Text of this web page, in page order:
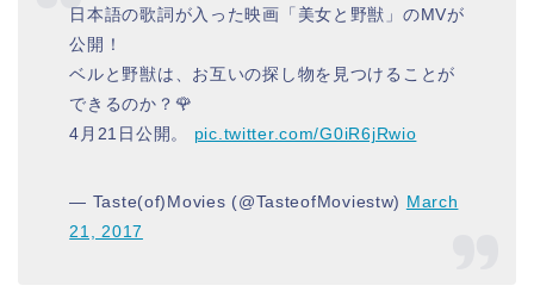
日本語の歌詞が入った映画「美女と野獣」のMVが
公開！
ベルと野獣は、お互いの探し物を見つけることが
できるのか？🌹
4月21日公開。 pic.twitter.com/G0iR6jRwio
— Taste(of)Movies (@TasteofMoviestw) March
21, 2017